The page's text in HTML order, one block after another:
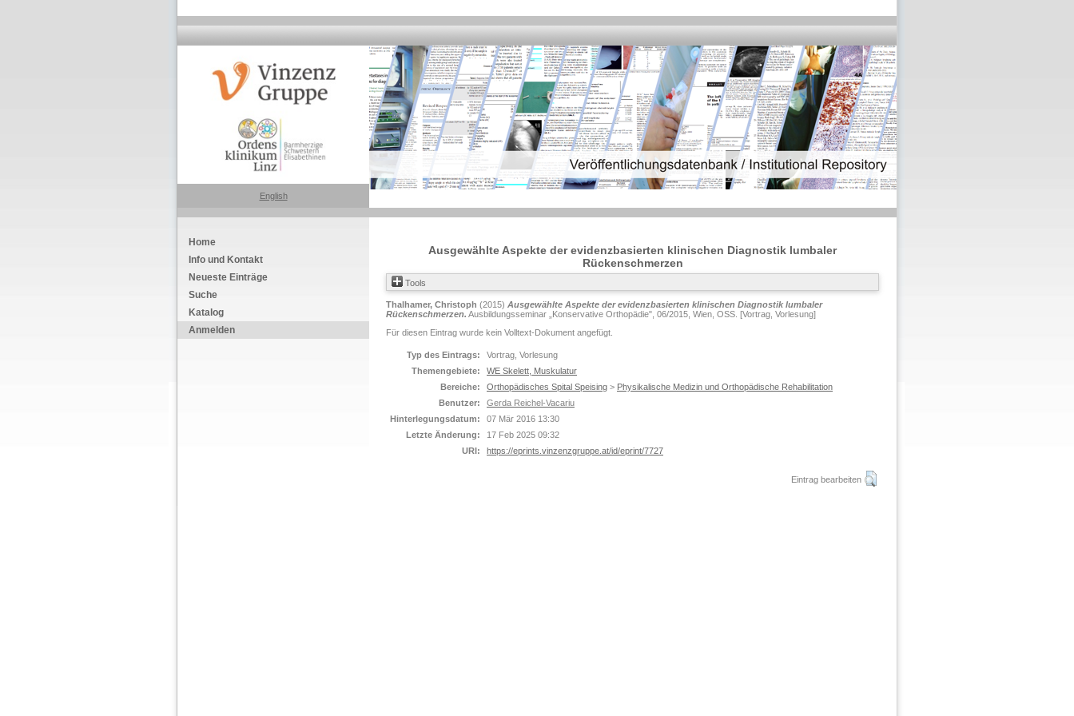
English
Home
Info und Kontakt
Neueste Einträge
Suche
Katalog
Anmelden
Ausgewählte Aspekte der evidenzbasierten klinischen Diagnostik lumbaler
Rückenschmerzen
Tools
Thalhamer, Christoph (2015) Ausgewählte Aspekte der evidenzbasierten klinischen Diagnostik lumbaler
Rückenschmerzen. Ausbildungsseminar „Konservative Orthopädie", 06/2015, Wien, OSS. [Vortrag, Vorlesung]
Für diesen Eintrag wurde kein Volltext-Dokument angefügt.
Typ des Eintrags:
Vortrag, Vorlesung
Themengebiete:
WE Skelett, Muskulatur
Bereiche:
Orthopädisches Spital Speising > Physikalische Medizin und Orthopädische Rehabilitation
Benutzer:
Gerda Reichel-Vacariu
Hinterlegungsdatum:
07 Mär 2016 13:30
Letzte Änderung:
17 Feb 2025 09:32
URI:
https://eprints.vinzenzgruppe.at/id/eprint/7727
Eintrag bearbeiten